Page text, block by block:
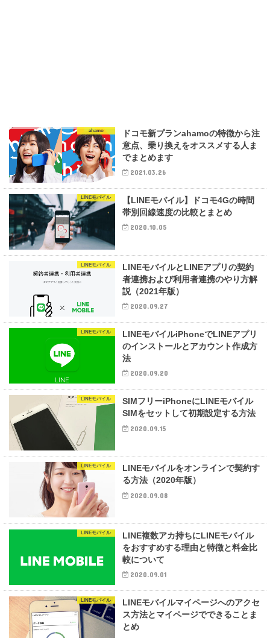
ahamo
ドコモ新プランahamoの特徴から注
意点、乗り換えをオススメする人ま
でまとめます
2021.03.26
LINEモバイル
【LINEモバイル】ドコモ4Gの時間
帯別回線速度の比較とまとめ
2020.10.05
LINEモバイル
LINEモバイルとLINEアプリの契約
者連携および利用者連携のやり方解
説（2021年版）
2020.09.27
LINEモバイル
LINEモバイルiPhoneでLINEアプリ
のインストールとアカウント作成方
法
2020.09.20
LINEモバイル
SIMフリーiPhoneにLINEモバイル
SIMをセットして初期設定する方法
2020.09.15
LINEモバイル
LINEモバイルをオンラインで契約す
る方法（2020年版）
2020.09.08
LINEモバイル
LINE複数アカ持ちにLINEモバイル
をおすすめする理由と特徴と料金比
較について
2020.09.01
LINEモバイル
LINEモバイルマイページへのアクセ
ス方法とマイページでできることま
とめ